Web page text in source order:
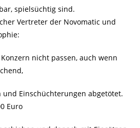
spielsüchtig sind.
Vertreter der Novomatic und
nicht passen, auch wenn
Einschüchterungen abgetötet.
Euro